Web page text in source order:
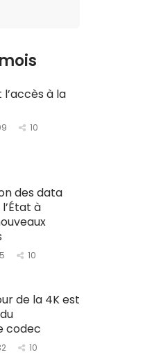
à la
10
des data
à
10
de la 4K est
codec
10